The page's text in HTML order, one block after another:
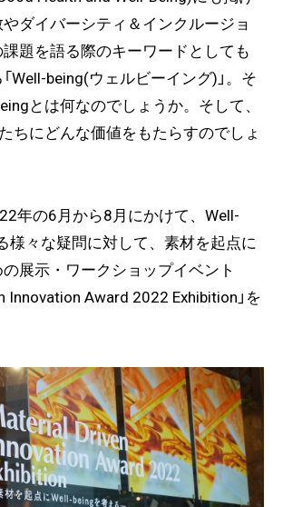
ダイバーシティ＆インクルージョ
題を語る際のキーワードとしても
Well-being(ウェルビーイング)」。そ
とは何なのでしょうか。そして、
ちにどんな価値をもたらすのでしょ
年の6月から8月にかけて、Well-
様々な疑問に対して、素材を起点に
展示・ワークショップイベント
Innovation Award 2022 Exhibition」を